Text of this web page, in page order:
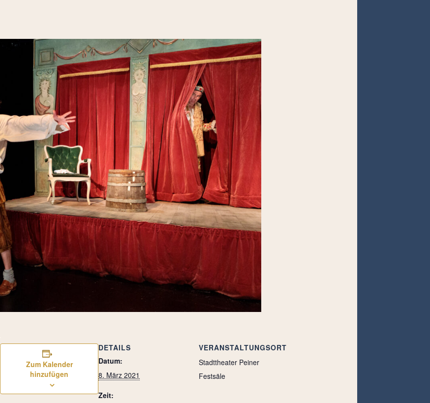
Zum Kalender
hinzufügen
DETAILS
Datum:
8. März 2021
Zeit:
VERANSTALTUNGSORT
Stadttheater Peiner
Festsäle